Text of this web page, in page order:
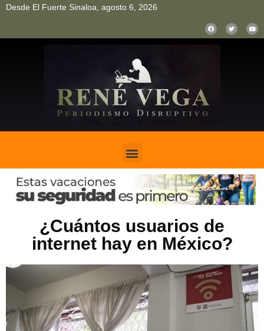
Desde El Fuerte Sinaloa, agosto 6, 2026
¿Cuántos usuarios de
internet hay en México?